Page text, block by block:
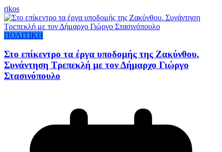
rikos
ΠΟΛΙΤΙΚΗ
Στο επίκεντρο τα έργα υποδομής της Ζακύνθου.
Συνάντηση Τρεπεκλή με τον Δήμαρχο Γιώργο
Στασινόπουλο